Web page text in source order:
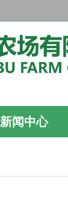
新闻中心